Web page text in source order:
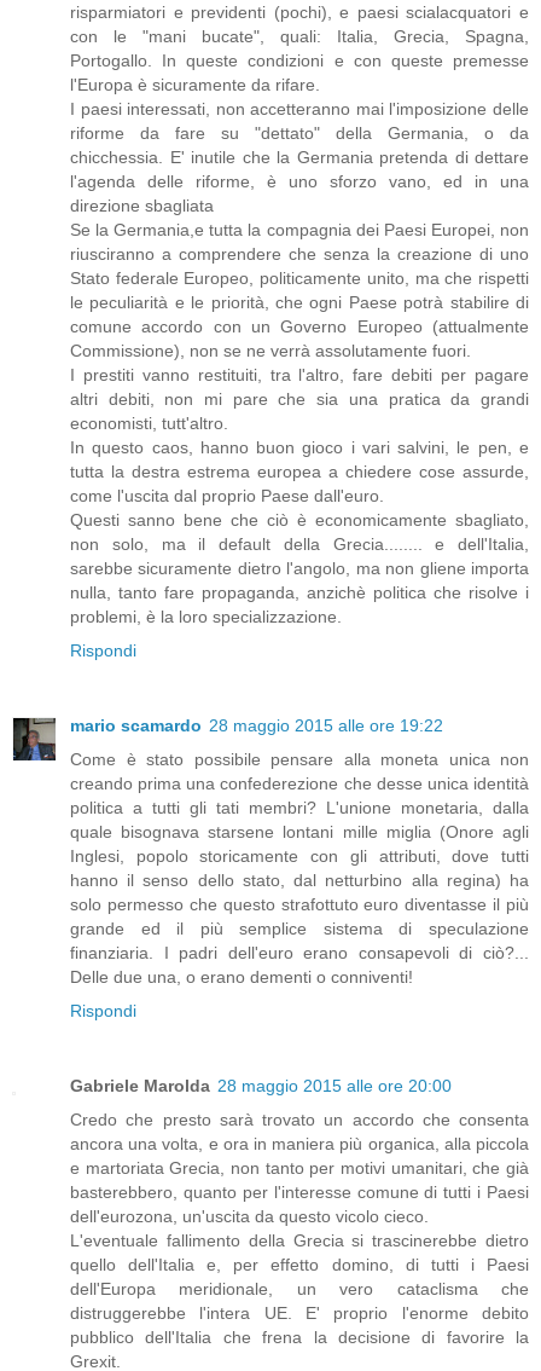
risparmiatori e previdenti (pochi), e paesi scialacquatori e
con le "mani bucate", quali: Italia, Grecia, Spagna,
Portogallo. In queste condizioni e con queste premesse
l'Europa è sicuramente da rifare.
I paesi interessati, non accetteranno mai l'imposizione delle
riforme da fare su "dettato" della Germania, o da
chicchessia. E' inutile che la Germania pretenda di dettare
l'agenda delle riforme, è uno sforzo vano, ed in una
direzione sbagliata
Se la Germania,e tutta la compagnia dei Paesi Europei, non
riusciranno a comprendere che senza la creazione di uno
Stato federale Europeo, politicamente unito, ma che rispetti
le peculiarità e le priorità, che ogni Paese potrà stabilire di
comune accordo con un Governo Europeo (attualmente
Commissione), non se ne verrà assolutamente fuori.
I prestiti vanno restituiti, tra l'altro, fare debiti per pagare
altri debiti, non mi pare che sia una pratica da grandi
economisti, tutt'altro.
In questo caos, hanno buon gioco i vari salvini, le pen, e
tutta la destra estrema europea a chiedere cose assurde,
come l'uscita dal proprio Paese dall'euro.
Questi sanno bene che ciò è economicamente sbagliato,
non solo, ma il default della Grecia........ e dell'Italia,
sarebbe sicuramente dietro l'angolo, ma non gliene importa
nulla, tanto fare propaganda, anzichè politica che risolve i
problemi, è la loro specializzazione.
Rispondi
mario scamardo 28 maggio 2015 alle ore 19:22
Come è stato possibile pensare alla moneta unica non
creando prima una confederezione che desse unica identità
politica a tutti gli tati membri? L'unione monetaria, dalla
quale bisognava starsene lontani mille miglia (Onore agli
Inglesi, popolo storicamente con gli attributi, dove tutti
hanno il senso dello stato, dal netturbino alla regina) ha
solo permesso che questo strafottuto euro diventasse il più
grande ed il più semplice sistema di speculazione
finanziaria. I padri dell'euro erano consapevoli di ciò?...
Delle due una, o erano dementi o conniventi!
Rispondi
Gabriele Marolda 28 maggio 2015 alle ore 20:00
Credo che presto sarà trovato un accordo che consenta
ancora una volta, e ora in maniera più organica, alla piccola
e martoriata Grecia, non tanto per motivi umanitari, che già
basterebbero, quanto per l'interesse comune di tutti i Paesi
dell'eurozona, un'uscita da questo vicolo cieco.
L'eventuale fallimento della Grecia si trascinerebbe dietro
quello dell'Italia e, per effetto domino, di tutti i Paesi
dell'Europa meridionale, un vero cataclisma che
distruggerebbe l'intera UE. E' proprio l'enorme debito
pubblico dell'Italia che frena la decisione di favorire la
Grexit.